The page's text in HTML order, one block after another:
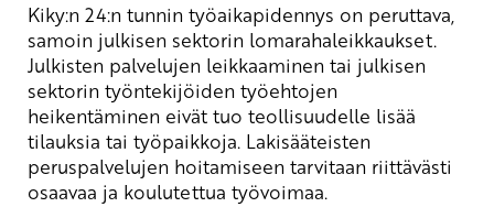
Kiky:n 24:n tunnin työaikapidennys on peruttava,
samoin julkisen sektorin lomarahaleikkaukset.
Julkisten palvelujen leikkaaminen tai julkisen
sektorin työntekijöiden työehtojen
heikentäminen eivät tuo teollisuudelle lisää
tilauksia tai työpaikkoja. Lakisääteisten
peruspalvelujen hoitamiseen tarvitaan riittävästi
osaavaa ja koulutettua työvoimaa.